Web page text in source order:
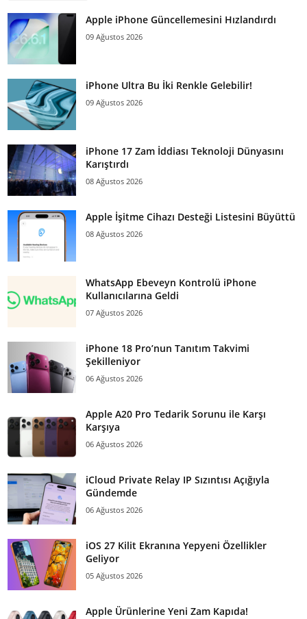
Apple iPhone Güncellemesini Hızlandırdı
09 Ağustos 2026
iPhone Ultra Bu İki Renkle Gelebilir!
09 Ağustos 2026
iPhone 17 Zam İddiası Teknoloji Dünyasını
Karıştırdı
08 Ağustos 2026
Apple İşitme Cihazı Desteği Listesini Büyüttü
08 Ağustos 2026
WhatsApp Ebeveyn Kontrolü iPhone
Kullanıcılarına Geldi
07 Ağustos 2026
iPhone 18 Pro’nun Tanıtım Takvimi
Şekilleniyor
06 Ağustos 2026
Apple A20 Pro Tedarik Sorunu ile Karşı
Karşıya
06 Ağustos 2026
iCloud Private Relay IP Sızıntısı Açığıyla
Gündemde
06 Ağustos 2026
iOS 27 Kilit Ekranına Yepyeni Özellikler
Geliyor
05 Ağustos 2026
Apple Ürünlerine Yeni Zam Kapıda!